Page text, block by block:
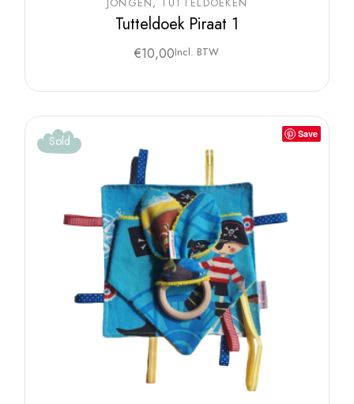
Tutteldoek Piraat 1
€10,00Incl. BTW
Save
Sold